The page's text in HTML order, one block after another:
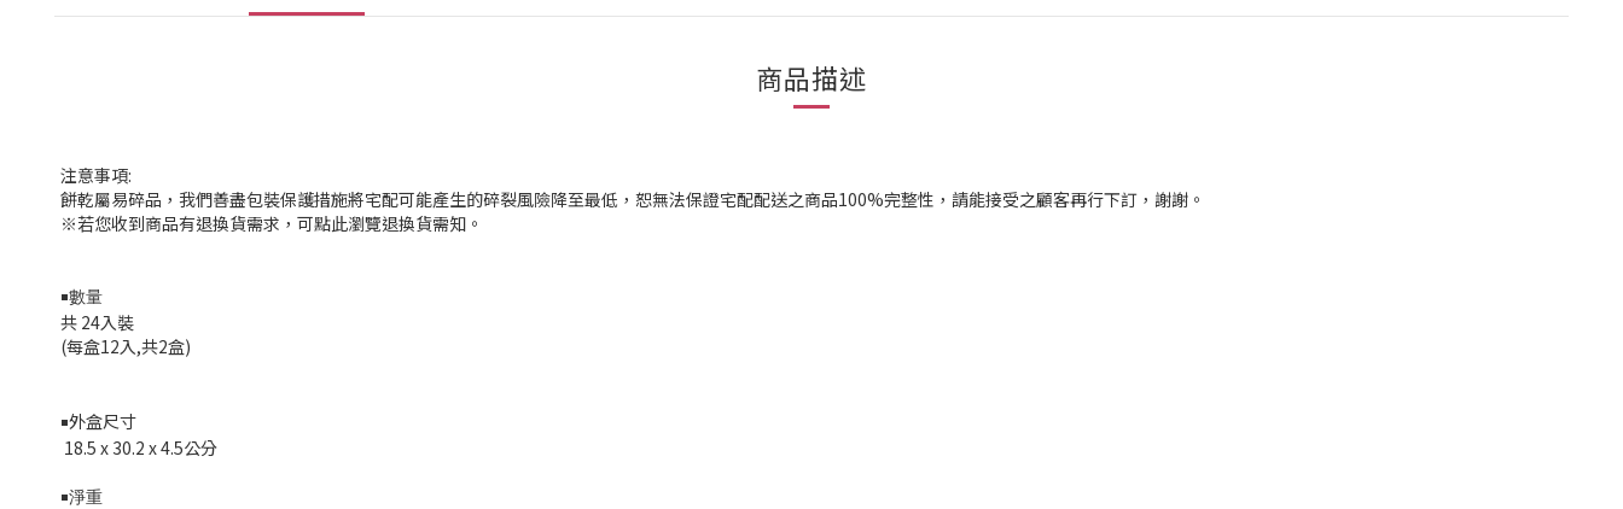
商品描述
注意事項:
餅乾屬易碎品，我們善盡包裝保護措施將宅配可能產生的碎裂風險降至最低，恕無法保證宅配配送之商品100%完整性，請能接受之顧客再行下訂，謝謝。
※若您收到商品有退換貨需求，可點此瀏覽退換貨需知。
￭數量
共 24入裝
(每盒12入,共2盒)
￭外盒尺寸
18.5 x 30.2 x 4.5公分
￭淨重